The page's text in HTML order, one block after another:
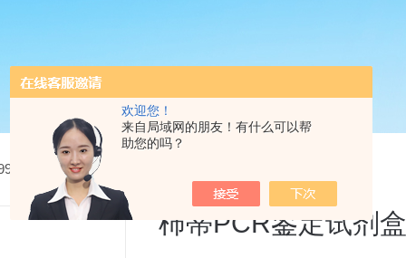
欢迎您！
来自局域网的朋友！有什么可以帮
助您的吗？
柿蒂PCR鉴定试剂盒
柿蒂PCR鉴定试剂盒